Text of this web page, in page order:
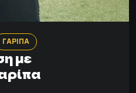
ΓΑΡΙΠΑ
με